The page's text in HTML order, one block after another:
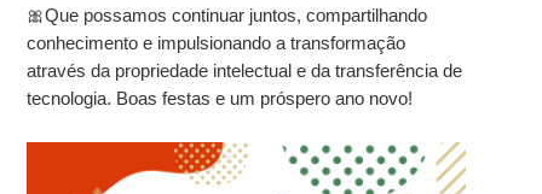
🎀Que possamos continuar juntos, compartilhando
conhecimento e impulsionando a transformação
através da propriedade intelectual e da transferência de
tecnologia. Boas festas e um próspero ano novo!